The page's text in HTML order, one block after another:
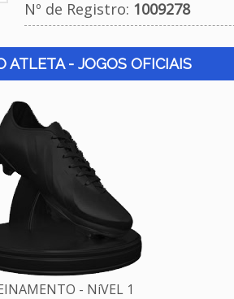
Nº de Registro: 1009278
ATLETA - JOGOS OFICIAIS
- NíVEL 1